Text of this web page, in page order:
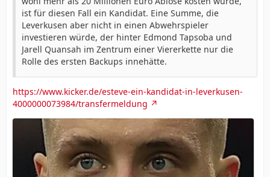
ist für diesen Fall ein Kandidat. Eine Summe, die
Leverkusen aber nicht in einen Abwehrspieler
investieren würde, der hinter Edmond Tapsoba und
Jarell Quansah im Zentrum einer Viererkette nur die
Rolle des ersten Backups innehätte.
https://www.kicker.de/esteve-ein-kandidat-in-leverkusen-
4000000073984/transfermeldung